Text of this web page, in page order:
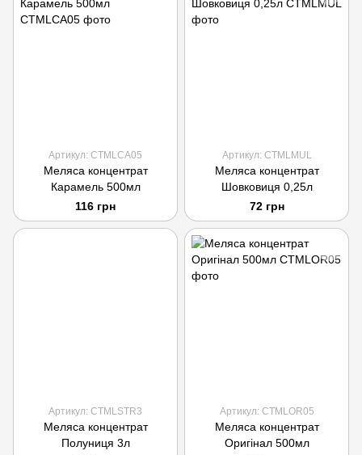
Артикул: CTMLCA05
Меляса концентрат
Карамель 500мл
116 грн
Артикул: CTMLMUL
Меляса концентрат
Шовковиця 0,25л
72 грн
Артикул: CTMLSTR3
Меляса концентрат
Полуниця 3л
Артикул: CTMLOR05
Меляса концентрат
Оригінал 500мл